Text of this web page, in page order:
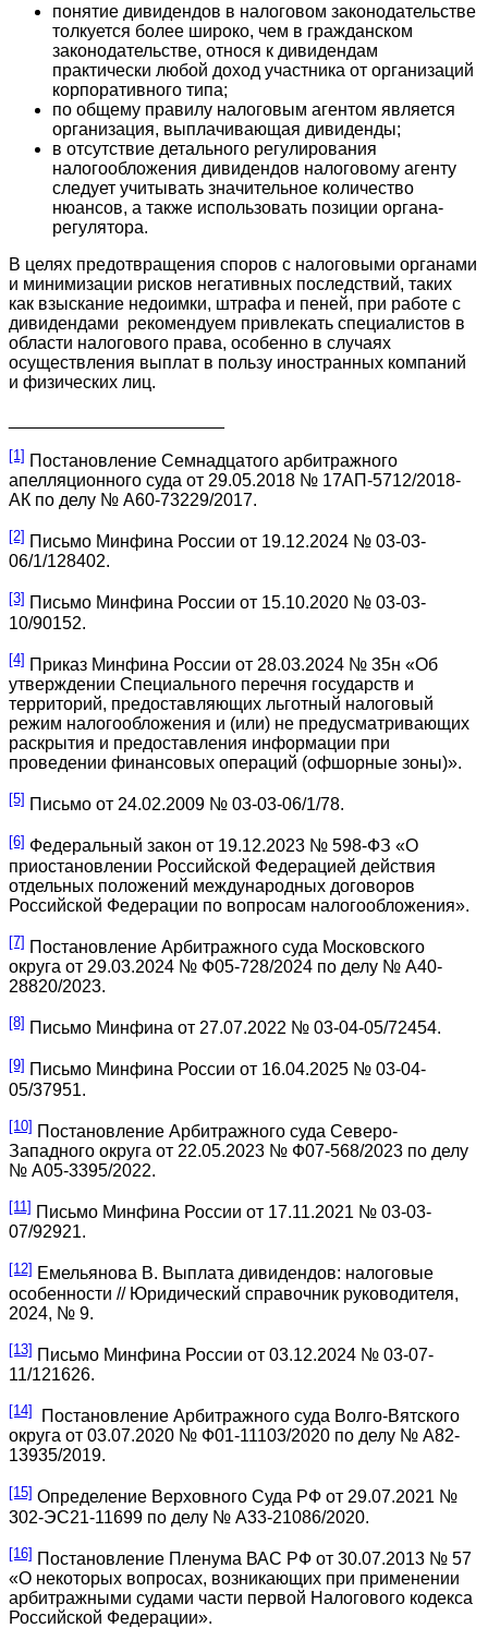
понятие дивидендов в налоговом законодательстве
толкуется более широко, чем в гражданском
законодательстве, относя к дивидендам
практически любой доход участника от организаций
корпоративного типа;
по общему правилу налоговым агентом является
организация, выплачивающая дивиденды;
в отсутствие детального регулирования
налогообложения дивидендов налоговому агенту
следует учитывать значительное количество
нюансов, а также использовать позиции органа-
регулятора.
В целях предотвращения споров с налоговыми органами
и минимизации рисков негативных последствий, таких
как взыскание недоимки, штрафа и пеней, при работе с
дивидендами рекомендуем привлекать специалистов в
области налогового права, особенно в случаях
осуществления выплат в пользу иностранных компаний
и физических лиц.
[1] Постановление Семнадцатого арбитражного
апелляционного суда от 29.05.2018 № 17АП-5712/2018-
АК по делу № А60-73229/2017.
[2] Письмо Минфина России от 19.12.2024 № 03-03-
06/1/128402.
[3] Письмо Минфина России от 15.10.2020 № 03-03-
10/90152.
[4] Приказ Минфина России от 28.03.2024 № 35н «Об
утверждении Специального перечня государств и
территорий, предоставляющих льготный налоговый
режим налогообложения и (или) не предусматривающих
раскрытия и предоставления информации при
проведении финансовых операций (офшорные зоны)».
[5] Письмо от 24.02.2009 № 03-03-06/1/78.
[6] Федеральный закон от 19.12.2023 № 598-ФЗ «О
приостановлении Российской Федерацией действия
отдельных положений международных договоров
Российской Федерации по вопросам налогообложения».
[7] Постановление Арбитражного суда Московского
округа от 29.03.2024 № Ф05-728/2024 по делу № А40-
28820/2023.
[8] Письмо Минфина от 27.07.2022 № 03-04-05/72454.
[9] Письмо Минфина России от 16.04.2025 № 03-04-
05/37951.
[10] Постановление Арбитражного суда Северо-
Западного округа от 22.05.2023 № Ф07-568/2023 по делу
№ А05-3395/2022.
[11] Письмо Минфина России от 17.11.2021 № 03-03-
07/92921.
[12] Емельянова В. Выплата дивидендов: налоговые
особенности // Юридический справочник руководителя,
2024, № 9.
[13] Письмо Минфина России от 03.12.2024 № 03-07-
11/121626.
[14]
Постановление Арбитражного суда Волго-Вятского
округа от 03.07.2020 № Ф01-11103/2020 по делу № А82-
13935/2019.
[15] Определение Верховного Суда РФ от 29.07.2021 №
302-ЭС21-11699 по делу № А33-21086/2020.
[16] Постановление Пленума ВАС РФ от 30.07.2013 № 57
«О некоторых вопросах, возникающих при применении
арбитражными судами части первой Налогового кодекса
Российской Федерации».